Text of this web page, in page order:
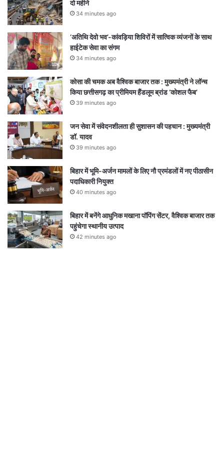
दो महीने
34 minutes ago
‘अतिथि देवो भव’-कांवड़िया शिविरों में सात्विक व्यंजनों के साथ
हाईटेक सेवा का संगम
34 minutes ago
कोसा की चमक अब वैश्विक बाजार तक : मुख्यमंत्री ने लॉन्च
किया छत्तीसगढ़ का प्रीमियम हैंडलूम ब्रांड ‘कोशल फैब’
39 minutes ago
जन सेवा में संवेदनशीलता ही सुशासन की पहचान : मुख्यमंत्री
डॉ. यादव
39 minutes ago
बिहार में भूमि-अर्जन मामलों के लिए नौ प्रमंडलों में नए पीठासीन
पदाधिकारी नियुक्त
40 minutes ago
बिहार में बनेंगे आधुनिक मखाना पॉपिंग सेंटर, वैश्विक बाजार तक
पहुंचेगा स्थानीय उत्पाद
42 minutes ago